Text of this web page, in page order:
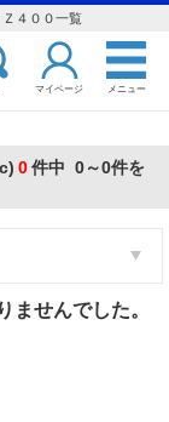
４００一覧
マイページ メニュー
0件中 0～0件を
ませんでした。